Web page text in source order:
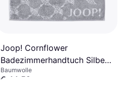
Joop! Cornflower
Badezimmerhandtuch Silber
(150x80cm)
Baumwolle
€ 44,52